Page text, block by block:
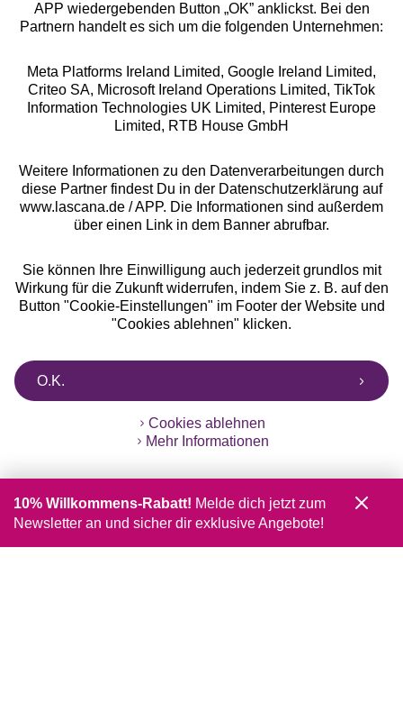
Alle Preise inkl. MwSt., zzgl.
Versandkosten
** Bonität vorausgesetzt, berechtigt zur Bonitätsprüfung
APP wiedergebenden Button „OK” anklickst. Bei den
Partnern handelt es sich um die folgenden Unternehmen:
Meta Platforms Ireland Limited, Google Ireland Limited,
Criteo SA, Microsoft Ireland Operations Limited, TikTok
Information Technologies UK Limited, Pinterest Europe
Limited, RTB House GmbH
Weitere Informationen zu den Datenverarbeitungen durch
diese Partner findest Du in der Datenschutzerklärung auf
www.lascana.de / APP. Die Informationen sind außerdem
über einen Link in dem Banner abrufbar.
Sie können Ihre Einwilligung auch jederzeit grundlos mit
Wirkung für die Zukunft widerrufen, indem Sie z. B. auf den
Button "Cookie-Einstellungen" im Footer der Website und
"Cookies ablehnen" klicken.
O.K.
Cookies ablehnen
Mehr Informationen
10% Willkommens-Rabatt! Melde dich jetzt zum
Newsletter an und sicher dir exklusive Angebote!